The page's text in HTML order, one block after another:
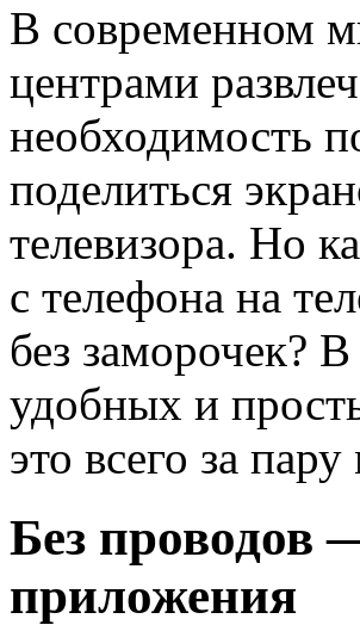
В современном
центрами
необходимость
поделиться
телевизора. Но
с телефона на
без заморочек?
удобных и
это всего за
Без проводов
приложения